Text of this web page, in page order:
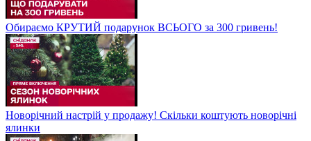
Обираємо КРУТИЙ подарунок ВСЬОГО за 300 гривень!
Новорічний настрій у продажу! Скільки коштують новорічні
ялинки